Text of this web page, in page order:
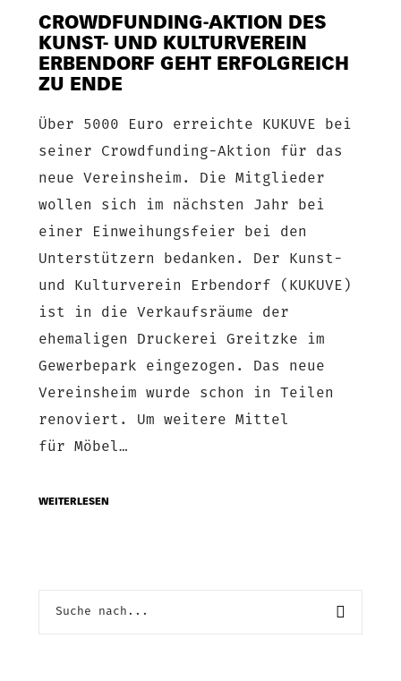
CROWDFUNDING-AKTION DES
KUNST- UND KULTURVEREIN
ERBENDORF GEHT ERFOLGREICH
ZU ENDE
Über 5000 Euro erreichte KUKUVE bei
seiner Crowdfunding-Aktion für das
neue Vereinsheim. Die Mitglieder
wollen sich im nächsten Jahr bei
einer Einweihungsfeier bei den
Unterstützern bedanken. Der Kunst-
und Kulturverein Erbendorf (KUKUVE)
ist in die Verkaufsräume der
ehemaligen Druckerei Greitzke im
Gewerbepark eingezogen. Das neue
Vereinsheim wurde schon in Teilen
renoviert. Um weitere Mittel
für Möbel…
WEITERLESEN